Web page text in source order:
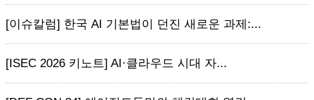
[이슈칼럼] 한국 AI 기본법이 던진 새로운 과제:...
[ISEC 2026 키노트] AI·클라우드 시대 자...